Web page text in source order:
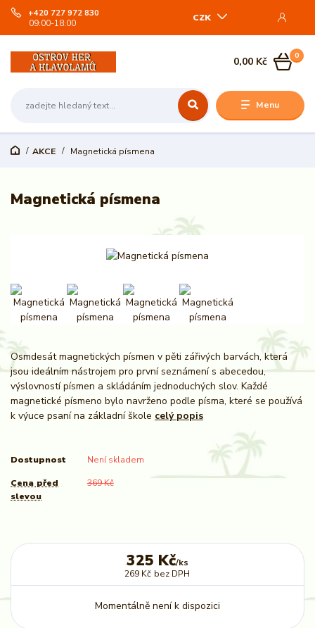
Menu
CZK
+420 727 972 830
09:00-18:00
0
0,00 Kč
AKCE Magnetická písmena
Magnetická písmena
Osmdesát magnetických písmen v pěti zářivých barvách, která
jsou ideálním nástrojem pro první seznámení s abecedou,
výslovností písmen a skládáním jednoduchých slov. Každé
magnetické písmeno bylo navrženo podle písma, které se používá
k výuce psaní na základní škole celý popis
Dostupnost Není skladem
Cena před
slevou
369 Kč
325 Kč/ks
269 Kč bez DPH
Momentálně není k dispozici